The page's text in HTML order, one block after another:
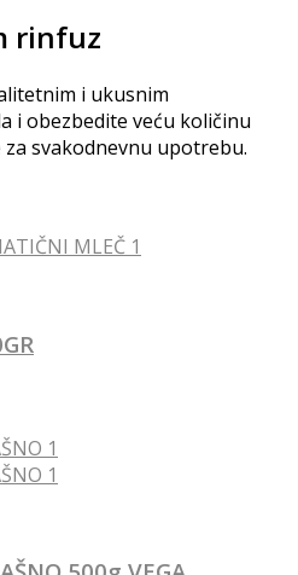
rinfuz
i ukusnim
i obezbedite veću količinu
svakodnevnu upotrebu.